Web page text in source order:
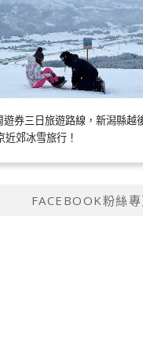
遊券三日旅遊路線，新潟縣越
近郊冰雪旅行！
FACEBOOK粉絲專